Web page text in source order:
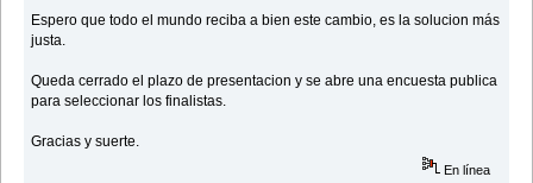
Espero que todo el mundo reciba a bien este cambio, es la solucion más
justa.
Queda cerrado el plazo de presentacion y se abre una encuesta publica
para seleccionar los finalistas.
Gracias y suerte.
En línea